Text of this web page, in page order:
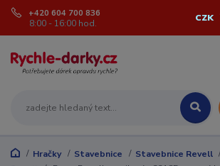
CZK
+420 604 700 836
8:00 - 16:00 hod.
Hračky Stavebnice Stavebnice Revell